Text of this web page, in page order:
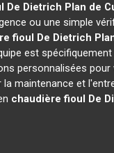
De Dietrich Plan de
ou une simple
fioul De Dietrich
est
personnalisées
maintenance et
chaudière fioul De